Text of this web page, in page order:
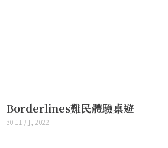
Borderlines難民體驗桌遊
30 11 月, 2022